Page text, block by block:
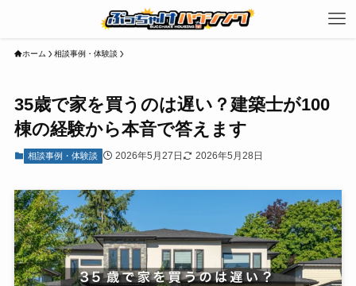
ホーム 相談事例・体験談
35歳で家を買うのは遅い？建築士が100
棟の経験から本音で答えます
相談事例・体験談 2026年5月27日 2026年5月28日